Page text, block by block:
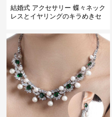
結婚式 アクセサリー 蝶々ネック
レスとイヤリングのキラめきセ